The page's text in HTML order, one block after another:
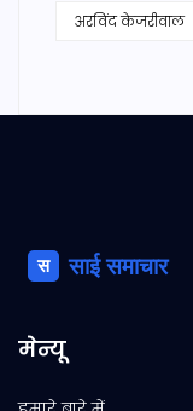
अरविंद केजरीवाल
मेन्यू